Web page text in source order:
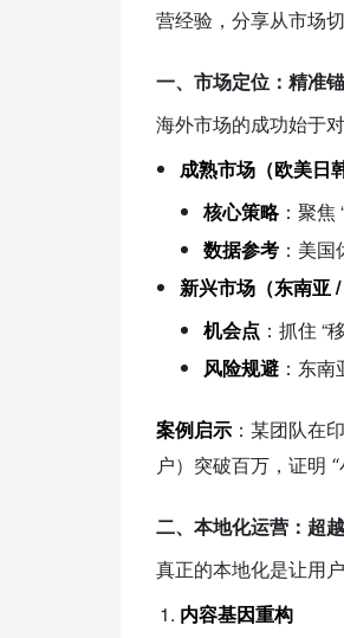
营经验，分享从市场
一、市场定位：精准
海外市场的成功始于
成熟市场（欧美日
核心策略：聚焦
数据参考 ：美
新兴市场（东南亚 /
机会点 ：抓住
风险规避 ：东
案例启示 ：某团队在
户）突破百万，证明
二、本地化运营：超
真正的本地化是让用
内容基因重构